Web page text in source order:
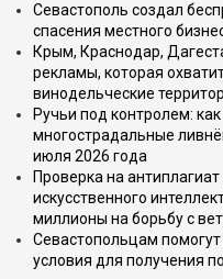
Севастополь создал
спасения местного
Крым, Краснодар,
рекламы, которая
винодельческие
Ручьи под контролем:
многострадальные
июля 2026 года
Проверка на
искусственного
миллионы на борьбу с
Севастопольцам
условия для получения